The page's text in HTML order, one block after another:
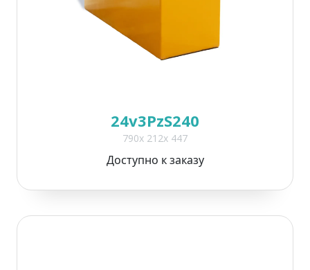
24v3PzS240
790x 212x 447
Доступно к заказу